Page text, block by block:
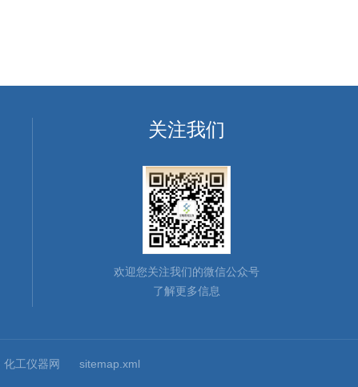
关注我们
欢迎您关注我们的微信公众号
了解更多信息
化工仪器网 sitemap.xml